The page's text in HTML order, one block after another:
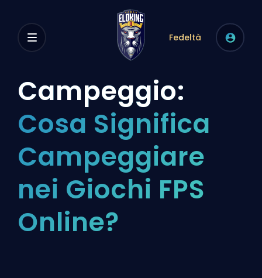
Fedeltà
Campeggio:
Cosa Significa
Campeggiare
nei Giochi FPS
Online?